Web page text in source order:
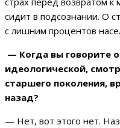
сидит в подсознании. О
с лишним процентов
— Когда вы говорите
идеологической,
старшего поколения,
назад?
— Нет, вот этого нет.